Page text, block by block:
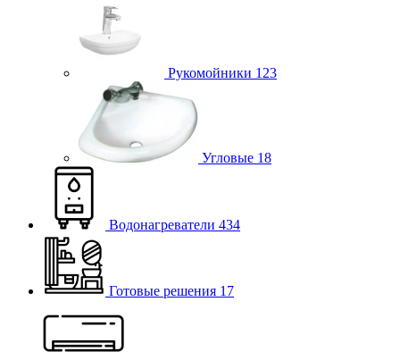
Рукомойники 123
Угловые 18
Водонагреватели 434
Готовые решения 17